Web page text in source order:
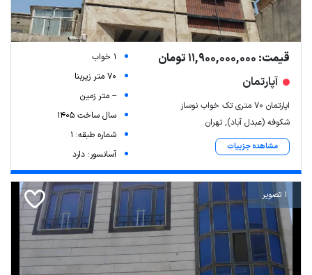
قیمت: 11,900,000,000 تومان
آپارتمان
اپارتمان ۷۰ متری تک خواب نوساز
شکوفه (عبدل آباد), تهران
مشاهده جزییات
1 خواب
70 متر زیربنا
-- متر زمین
سال ساخت 1405
شماره طبقه: 1
آسانسور: دارد
1 تصویر